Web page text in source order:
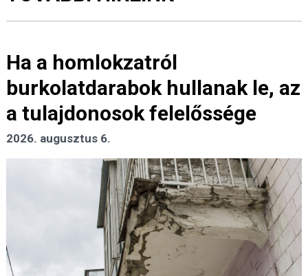
Ha a homlokzatról
burkolatdarabok hullanak le, az
a tulajdonosok felelőssége
2026. augusztus 6.